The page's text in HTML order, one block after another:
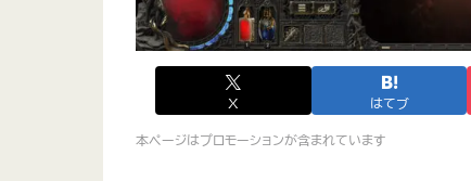
X はてブ
本ページはプロモーションが含まれています